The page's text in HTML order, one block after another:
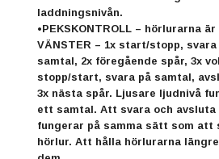
laddningsnivån.
•PEKSKONTROLL – hörlurarna
VÄNSTER – 1x start/stopp,
samtal, 2x föregående spår, 3x
stopp/start, svara på samtal,
3x nästa spår. Ljusare ljudnivå
ett samtal. Att svara och
fungerar på samma sätt som att
hörlur. Att hålla hörlurarna